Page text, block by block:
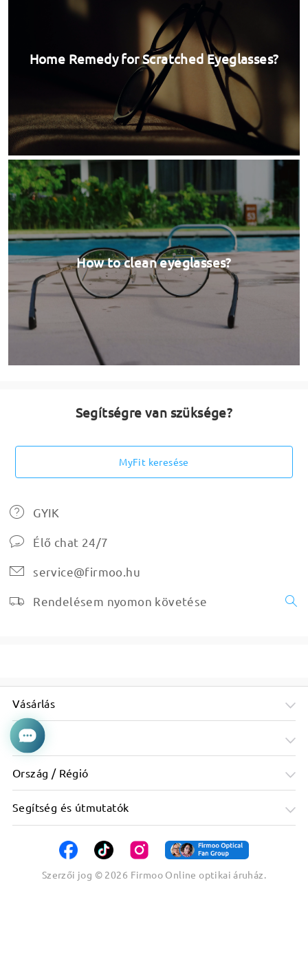
Home Remedy for Scratched Eyeglasses?
How to clean eyeglasses?
Segítségre van szüksége?
MyFit keresése
GYIK
Élő chat 24/7
service@firmoo.hu
Rendelésem nyomon követése
Vásárlás
Cég
Ország / Régió
Segítség és útmutatók
Szerzői jog © 2026 Firmoo Online optikai áruház.